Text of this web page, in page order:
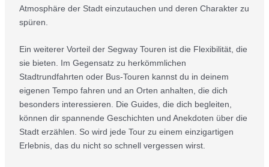
Atmosphäre der Stadt einzutauchen und deren Charakter zu
spüren.
Ein weiterer Vorteil der Segway Touren ist die Flexibilität, die
sie bieten. Im Gegensatz zu herkömmlichen
Stadtrundfahrten oder Bus-Touren kannst du in deinem
eigenen Tempo fahren und an Orten anhalten, die dich
besonders interessieren. Die Guides, die dich begleiten,
können dir spannende Geschichten und Anekdoten über die
Stadt erzählen. So wird jede Tour zu einem einzigartigen
Erlebnis, das du nicht so schnell vergessen wirst.